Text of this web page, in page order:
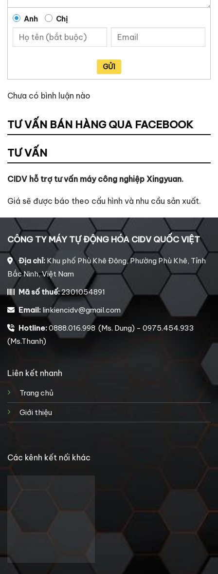
Anh Chị
GỬI
Chưa có bình luận nào
TƯ VẤN BÁN HÀNG QUA FACEBOOK
TƯ VẤN
CIDV hỗ trợ tư vấn máy công nghiệp Xingyuan.
Giá sẽ được báo theo cấu hình và nhu cầu sản xuất.
CÔNG TY MÁY TỰ ĐỘNG HÓA CIDV QUỐC VIỆT
Địa chỉ: Khu phố Phù Khê Đông, Phường Phù Khê, Tỉnh
Bắc Ninh, Việt Nam
Mã số thuế:2301054891
Email: linkiencidv@gmail.com
Hotline:0888.016.998 (Ms. Dung) - 0975.454.933
(Ms.Thanh)
Liên kết nhanh
Trang chủ
Giới thiệu
Các kênh kết nối khác